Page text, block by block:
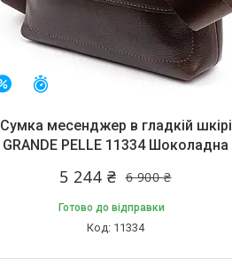
–24%
Сумка месенджер в гладкій шкірі
GRANDE PELLE 11334 Шоколадна
6 900 ₴
5 244 ₴
Готово до відправки
11334